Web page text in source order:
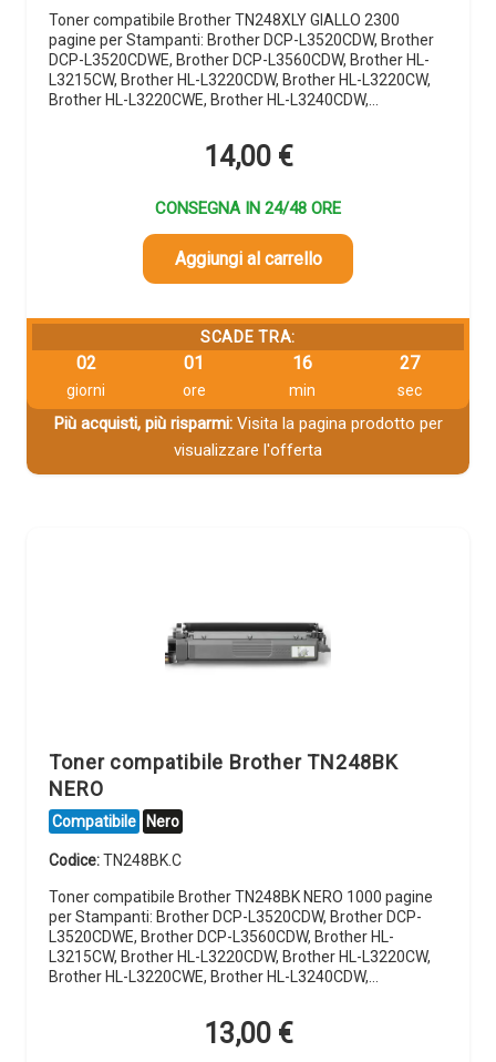
Toner compatibile Brother TN248XLY GIALLO 2300
pagine per Stampanti: Brother DCP-L3520CDW, Brother
DCP-L3520CDWE, Brother DCP-L3560CDW, Brother HL-
L3215CW, Brother HL-L3220CDW, Brother HL-L3220CW,
Brother HL-L3220CWE, Brother HL-L3240CDW,…
14,00 €
CONSEGNA IN 24/48 ORE
Aggiungi al carrello
SCADE TRA:
02
giorni
01
ore
16
min
26
sec
Più acquisti, più risparmi:Visita la pagina prodotto per
visualizzare l'offerta
Toner compatibile Brother TN248BK
NERO
Compatibile Nero
Codice:TN248BK.C
Toner compatibile Brother TN248BK NERO 1000 pagine
per Stampanti: Brother DCP-L3520CDW, Brother DCP-
L3520CDWE, Brother DCP-L3560CDW, Brother HL-
L3215CW, Brother HL-L3220CDW, Brother HL-L3220CW,
Brother HL-L3220CWE, Brother HL-L3240CDW,…
13,00 €